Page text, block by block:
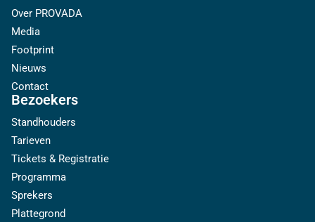
Over PROVADA
Media
Footprint
Nieuws
Contact
Bezoekers
Standhouders
Tarieven
Tickets & Registratie
Programma
Sprekers
Plattegrond